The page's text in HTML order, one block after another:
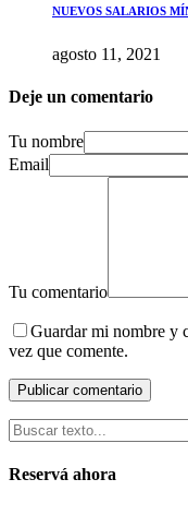
NUEVOS SALARIOS
agosto 11, 2021
Deje un comentario
Tu nombre
Email
Tu comentario
Guardar mi nombre y
vez que comente.
Reservá ahora